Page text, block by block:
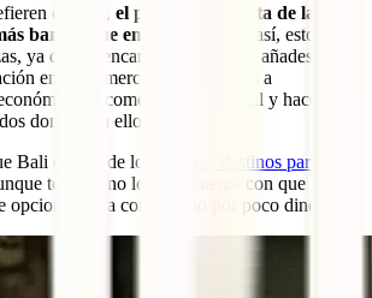
cocinar, el precio de la cesta de la
barato que en España
. Aun así, esto hay
ya que se encarecerá mucho si añades
en supermercados orientados a
es comer como un local y hacer la
donde van ellos.
Bali es uno de los
mejores destinos para
todavía no lo seas, cuenta con que
opciones para comer sano por poco dinero.